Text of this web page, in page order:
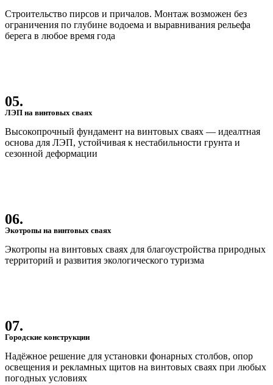
Строительство пирсов и причалов. Монтаж возможен без
ограничения по глубине водоема и выравнивания рельефа
берега в любое время года
05.
ЛЭП на винтовых сваях
Высокопрочный фундамент на винтовых сваях — идеалтная
основа для ЛЭП, устойчивая к нестабильности грунта и
сезонной деформации
06.
Экотропы на винтовых сваях
Экотропы на винтовых сваях для благоустройства природных
территорий и развития экологического туризма
07.
Городские конструкции
Надёжное решение для установки фонарных столбов, опор
освещения и рекламных щитов на винтовых сваях при любых
погодных условиях